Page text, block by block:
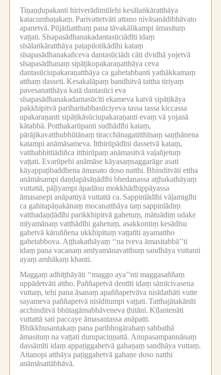
Tiṇaṇḍupakanti hiriverādimūlehi kesālaṅkāratthāya
katacumbaṭakaṃ. Parivattetvāti attano nivāsanādibhāvato
apanetvā. Pūjādiatthaṃ pana tāvakālikampi āmasituṃ
vaṭṭati. Sīsapasādhanakadantasūciādīti idaṃ
sīsālaṅkāratthāya paṭapilotikādīhi kataṃ
sīsapasādhanakañceva dantasūciādi cāti dvidhā yojetvā
sīsapasādhanaṃ sipāṭikopakaraṇatthāya ceva
dantasūciupakaraṇatthāya ca gahetabbanti yathākkamaṃ
atthaṃ dasseti. Kesakalāpaṃ bandhitvā tattha tiriyaṃ
pavesanatthāya katā dantasūci eva
sīsapasādhanakadantasūcīti ekameva katvā sipāṭikāya
pakkhipitvā pariharitabbasūciyeva tassa tassa kiccassa
upakaraṇanti sipāṭikāsūciupakaraṇanti evaṃ vā yojanā
kātabbā. Potthakarūpanti sudhādīhi kataṃ,
pārājikavatthubhūtānaṃ tiracchānagatitthīnaṃ saṇṭhānena
katampi anāmāsameva. Itthirūpādīni dassetvā kataṃ,
vatthabhittiādiñca itthirūpaṃ anāmasitvā vaḷañjetuṃ
vaṭṭati. Evarūpehi anāmāse kāyasaṃsaggarāge asati
kāyappaṭibaddhena āmasato doso natthi. Bhinditvāti ettha
anāmāsampi daṇḍapāsāṇādīhi bhedanassa aṭṭhakathāyaṃ
vuttattā, pāḷiyampi āpadāsu mokkhādhippāyassa
āmasanepi anāpattiyā vuttattā ca. Sappinīādīhi vāḷamigīhi
ca gahitapāṇakānaṃ mocanatthāya taṃ sappinīādiṃ
vatthadaṇḍādīhi parikkhipitvā gahetuṃ, mātuādiṃ udake
mīyamānaṃ vatthādīhi gahetuṃ, asakkontiṃ kesādīsu
gahetvā kāruññena ukkhipituṃ vaṭṭatīti ayamattho
gahetabbova. Aṭṭhakathāyaṃ ‘‘na tveva āmasitabbā’’ti
idaṃ pana vacanaṃ amīyamānavatthuṃ sandhāya vuttanti
ayaṃ amhākaṃ khanti.
Maggaṃ adhiṭṭhāyāti ‘‘maggo aya’’nti maggasaññaṃ
uppādetvāti attho. Paññapetvā dentīti idaṃ sāmīcivasena
vuttaṃ, tehi pana āsanaṃ apaññapetvāva nisīdathāti vutte
sayameva paññapetvā nisīditumpi vaṭṭati. Tatthajātakānīti
acchinditvā bhūtagāmabhāveneva ṭhitāni. Kīḷantenāti
vuttattā sati paccaye āmasantassa anāpatti.
Bhikkhusantakaṃ pana paribhogārahaṃ sabbathā
āmasituṃ na vaṭṭati durupaciṇṇattā. Anupasampannānaṃ
dassāmīti idaṃ appaṭiggahetvā gahaṇaṃ sandhāya vuttaṃ.
Attanopi atthāya paṭiggahetvā gahaṇe doso natthi
anāmāsattābhāvā.